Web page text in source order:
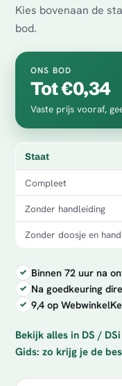
Kies bovenaan de
bod.
ONS BOD
Tot €0,34
Vaste prijs vooraf,
Staat
Compleet
Zonder handleiding
Zonder doosje en
Binnen 72 uur na
Na goedkeuring
9,4 op
Bekijk alles in DS /
Gids: zo krijg je de